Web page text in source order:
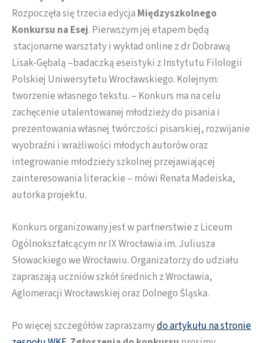
Rozpoczęła się trzecia edycja Międzyszkolnego
Konkursu na Esej. Pierwszym jej etapem będą
stacjonarne warsztaty i wykład online z dr Dobrawą
Lisak-Gębalą –badaczką eseistyki z Instytutu Filologii
Polskiej Uniwersytetu Wrocławskiego. Kolejnym:
tworzenie własnego tekstu. – Konkurs ma na celu
zachęcenie utalentowanej młodzieży do pisania i
prezentowania własnej twórczości pisarskiej, rozwijanie
wyobraźni i wrażliwości młodych autorów oraz
integrowanie młodzieży szkolnej przejawiającej
zainteresowania literackie – mówi Renata Madeiska,
autorka projektu.
Konkurs organizowany jest w partnerstwie z Liceum
Ogólnokształcącym nr IX Wrocławia im. Juliusza
Słowackiego we Wrocławiu. Organizatorzy do udziału
zapraszają uczniów szkół średnich z Wrocławia,
Aglomeracji Wrocławskiej oraz Dolnego Śląska.
Po więcej szczegółów zapraszamydo artykułu na stronie